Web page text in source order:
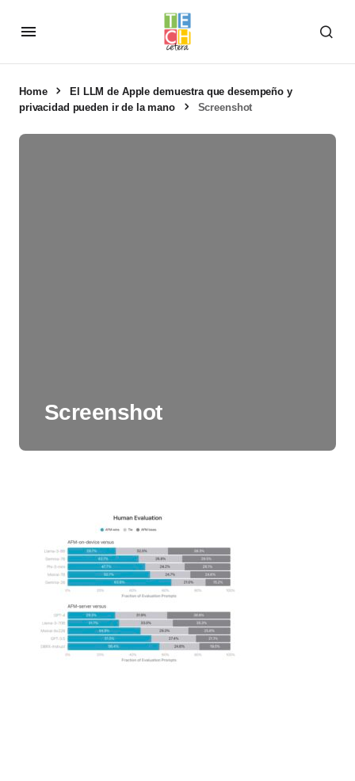
Home
El LLM de Apple demuestra que desempeño y
privacidad pueden ir de la mano
Screenshot
Screenshot